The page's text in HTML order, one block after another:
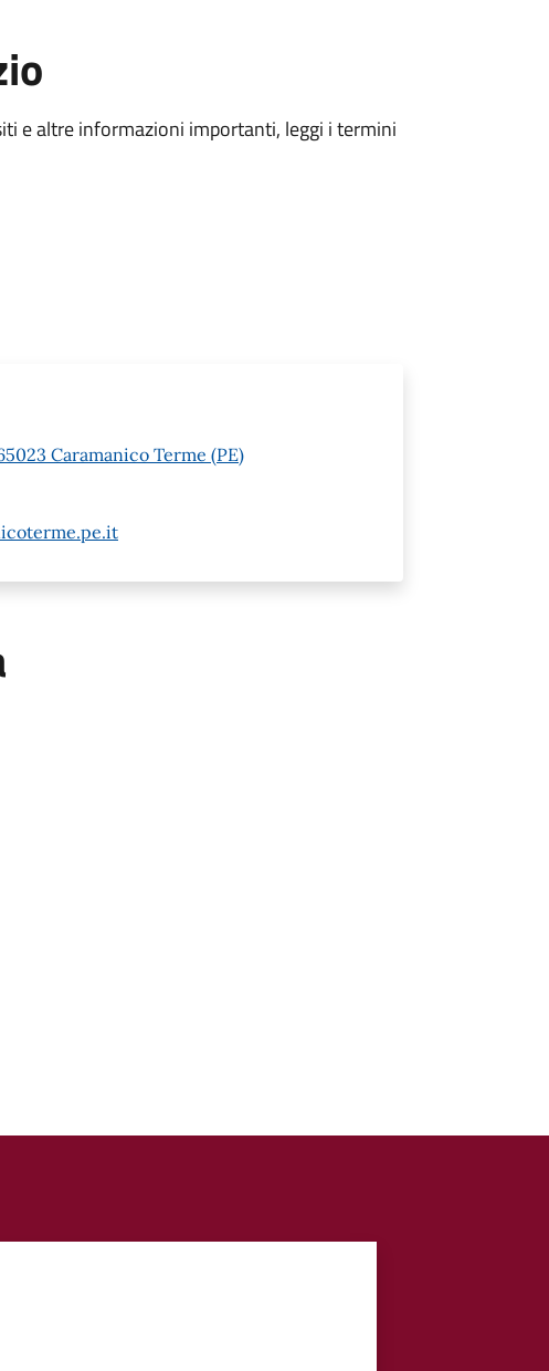
e altre informazioni importanti, leggi i termini
Caramanico Terme (PE)